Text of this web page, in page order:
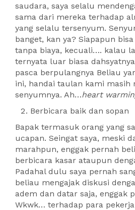
saudara, saya selalu
sama dari mereka terhadap
yang selalu tersenyum.
banget, kan ya? Siapapun
tanpa biaya, kecuali…. kalau
ternyata luar biasa
pasca berpulangnya Beliau
ini, handai taulan kami masih
senyumnya. Ah…heart
Berbicara baik dan sopan
Bapak termasuk orang yang
ucapan. Seingat saya, meski
marahpun, enggak pernah
berbicara kasar ataupun
Padahal dulu saya pernah
beliau mengajak diskusi
adem dan datar saja, enggak
Wkwk… terhadap para